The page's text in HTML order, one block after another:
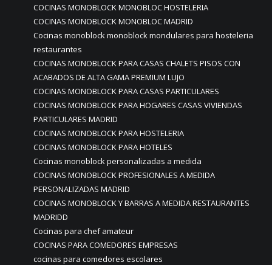
COCINAS MONOBLOCK MONOBLOC HOSTELERIA
COCINAS MONOBLOCK MONOBLOC MADRID
Cocinas monoblock monoblock mondulares para hosteleria
restaurantes
COCINAS MONOBLOCK PARA CASAS CHALETS PISOS CON
ACABADOS DE ALTA GAMA PREMIUM LUJO
COCINAS MONOBLOCK PARA CASAS PARTICULARES
COCINAS MONOBLOCK PARA HOGARES CASAS VIVIENDAS
PARTICULARES MADRID
COCINAS MONOBLOCK PARA HOSTELERIA
COCINAS MONOBLOCK PARA HOTELES
Cocinas monoblock personalizadas a medida
COCINAS MONOBLOCK PROFESIONALES A MEDIDA
PERSONALIZADAS MADRID
COCINAS MONOBLOCK Y BARRAS A MEDIDA RESTAURANTES
MADRIDD
Cocinas para chef amateur
COCINAS PARA COMEDORES EMPRESAS
cocinas para comedores escolares